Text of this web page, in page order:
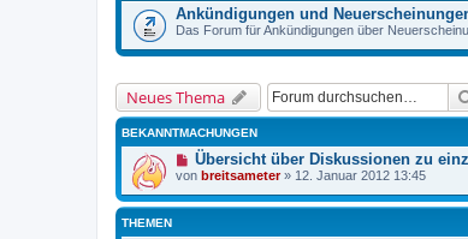
Ankündigungen und
Das Forum für Ankündigungen über
Neues Thema
BEKANNTMACHUNGEN
Übersicht über Diskussionen zu
von breitsameter» 12. Januar 2012 13:45
THEMEN